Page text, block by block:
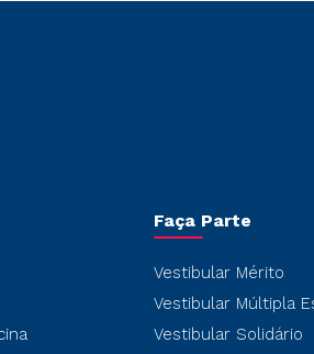
Faça Parte
Vestibular Mérito
Vestibular Múltipla
Vestibular Solidário